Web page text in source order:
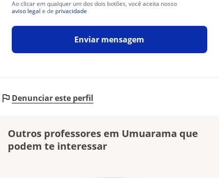
Ao clicar em qualquer um dos dois botões, você aceita nosso
aviso legal e de privacidade
Enviar mensagem
Denunciar este perfil
Outros professores em Umuarama que
podem te interessar